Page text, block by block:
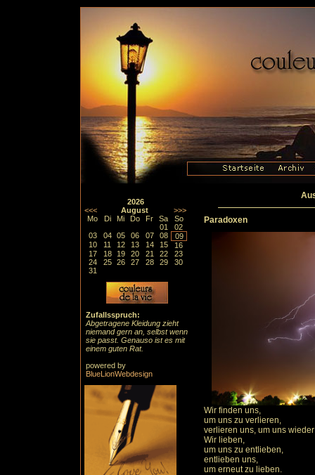
2026
<<<
August
>>>
Mo
Di Mi Do Fr Sa
So
01
02
03
04 05 06 07 08
09
10
11 12 13 14 15
16
17
18 19 20 21 22
23
24
25 26 27 28 29
30
31
Zufallsspruch:
Abgetragene Kleidung zieht
niemand gern an, selbst wenn
sie passt. Genauso ist es mit
einem guten Rat.
powered by
BlueLionWebdesign
Paradoxen
Wir finden uns,
um uns zu verlieren,
verlieren uns, um uns
Wir lieben,
um uns zu entlieben,
entlieben uns,
um erneut zu lieben.